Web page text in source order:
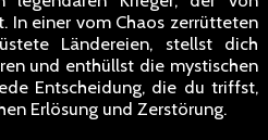
In einer vom Chaos zerrütteten
Ländereien, stellst dich
und enthüllst die mystischen
Entscheidung, die du triffst,
Erlösung und Zerstörung.